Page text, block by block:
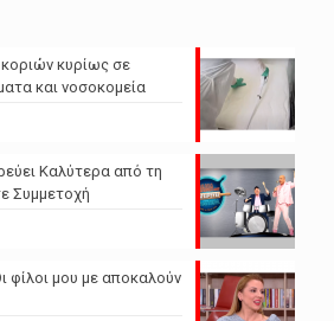
κυρίως σε
και νοσοκομεία
Καλύτερα από τη
Συμμετοχή
φίλοι μου με αποκαλούν